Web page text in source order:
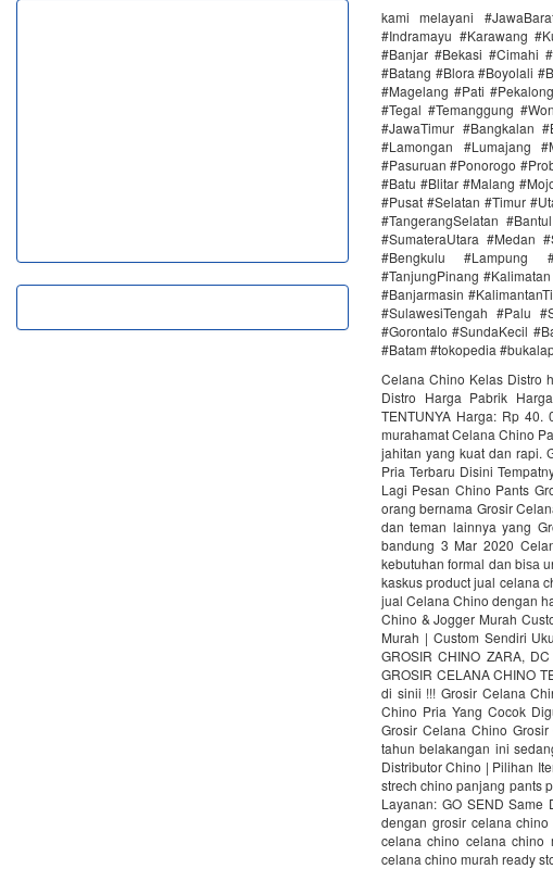
kami melayani
#Indramayu #Karawang
#Banjar #Bekasi #Cimahi
#Batang #Blora #Boyolali
#Magelang #Pati
#Tegal #Temanggung
#JawaTimur #Bangkalan
#Lamongan #Lumajang
#Pasuruan #Ponorogo
#Batu #Blitar #Malang
#Pusat #Selatan #Timur
#TangerangSelatan
#SumateraUtara #Medan
#Bengkulu #Lampung
#TanjungPinang
#Banjarmasin
#SulawesiTengah #Palu
#Gorontalo #SundaKecil
#Batam #tokopedia
Celana Chino Kelas Distro
Distro Harga Pabrik
TENTUNYA Harga‎: ‎Rp
murahamat Celana Chino
jahitan yang kuat dan rapi.
Pria Terbaru Disini
Lagi Pesan Chino Pants
orang bernama Grosir
dan teman lainnya yang
bandung 3 Mar 2020
kebutuhan fоrmаl dаn biѕа
kaskus product jual celana
jual Celana Chino dengan
Chino & Jogger Murah
Murah | Custom Sendiri
GROSIR CHINO ZARA,
GROSIR CELANA CHINO
di sinii !!! Grosir Celana
Chino Pria Yang Cocok
Grosir Celana Chino
tahun belakangan ini
Distributor Chino | Pilihan
strech chino panjang pants
Layanan: GO SEND Same
dengan grosir celana
celana chino celana chino
celana chino murah ready